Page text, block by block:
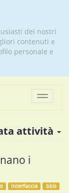
dei nostri
contenuti e
personale e
Attiva
attività
i
bbb
interfaccia